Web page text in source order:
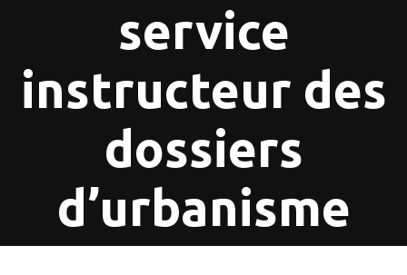
service
instructeur des
dossiers
d’urbanisme
Vous êtes ici :